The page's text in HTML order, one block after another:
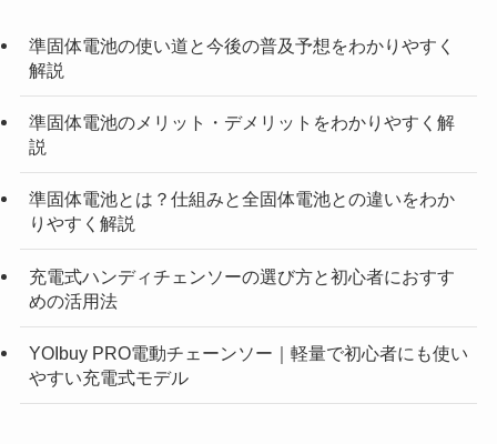
準固体電池の使い道と今後の普及予想をわかりやすく
解説
準固体電池のメリット・デメリットをわかりやすく解
説
準固体電池とは？仕組みと全固体電池との違いをわか
りやすく解説
充電式ハンディチェンソーの選び方と初心者におすす
めの活用法
YOIbuy PRO電動チェーンソー｜軽量で初心者にも使い
やすい充電式モデル